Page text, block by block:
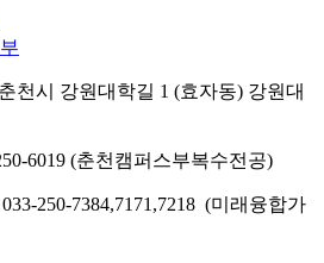
천시 강원대학길 1 (효자동) 강원대
6019 (춘천캠퍼스부복수전공)
250-7384,7171,7218 (미래융합가